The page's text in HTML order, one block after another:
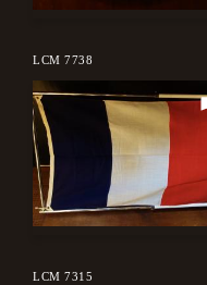
LCM 7738
LCM 7315